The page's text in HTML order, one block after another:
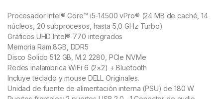
Procesador Intel® Core™ i5-14500 vPro® (24 MB de caché, 14
núcleos, 20 subprocesos, hasta 5,0 GHz Turbo)
Gráficos UHD Intel® 770 integrados
Memoria Ram 8GB, DDR5
Disco Solido 512 GB, M.2 2280, PCIe NVMe
Redes inalambrica WiFi 6 (2×2) + Bluetooth
Incluye teclado y mouse DELL Originales.
Unidad de fuente de alimentación interna (PSU) de 180 W